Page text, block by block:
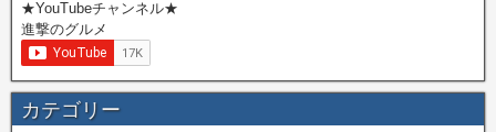
★YouTubeチャンネル★
進撃のグルメ
カテゴリー